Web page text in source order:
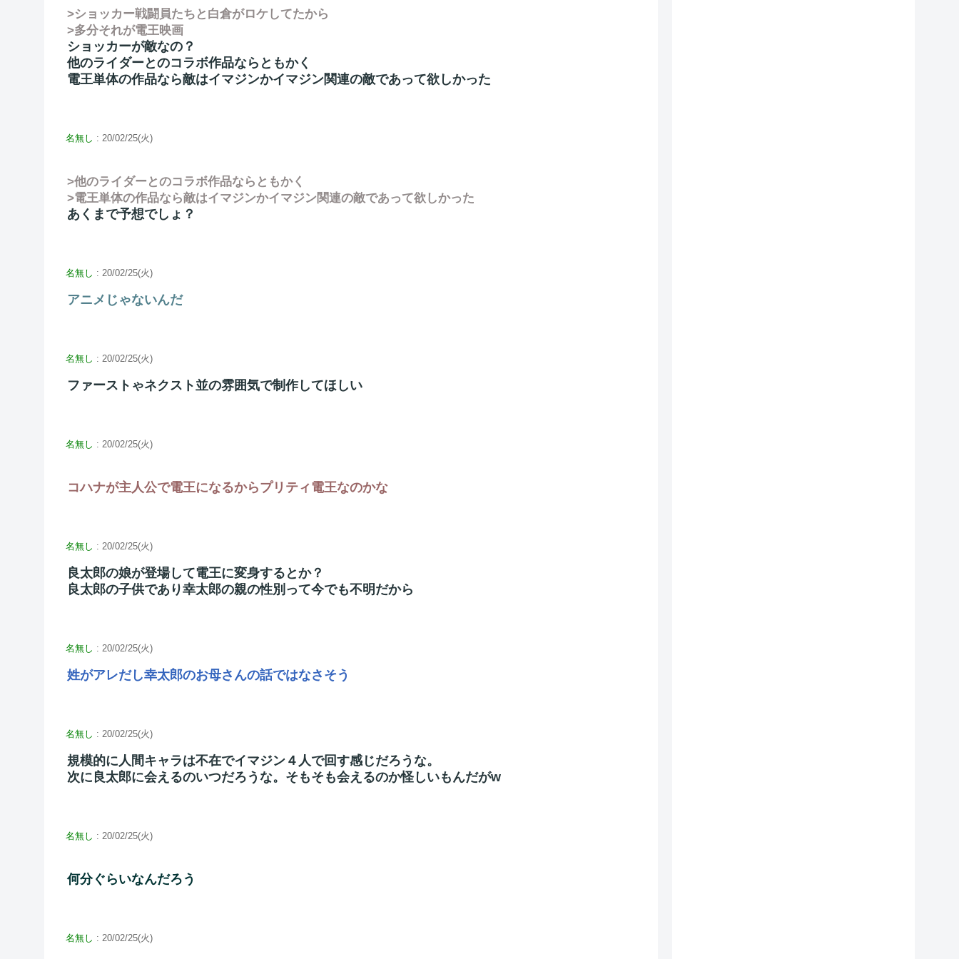
>ショッカー戦闘員たちと白倉がロケしてたから
>多分それが電王映画
ショッカーが敵なの？
他のライダーとのコラボ作品ならともかく
電王単体の作品なら敵はイマジンかイマジン関連の敵であって欲しかった
名無し : 20/02/25(火)
>他のライダーとのコラボ作品ならともかく
>電王単体の作品なら敵はイマジンかイマジン関連の敵であって欲しかった
あくまで予想でしょ？
名無し : 20/02/25(火)
アニメじゃないんだ
名無し : 20/02/25(火)
ファーストゃネクスト並の雰囲気で制作してほしい
名無し : 20/02/25(火)
コハナが主人公で電王になるからプリティ電王なのかな
名無し : 20/02/25(火)
良太郎の娘が登場して電王に変身するとか？
良太郎の子供であり幸太郎の親の性別って今でも不明だから
名無し : 20/02/25(火)
姓がアレだし幸太郎のお母さんの話ではなさそう
名無し : 20/02/25(火)
規模的に人間キャラは不在でイマジン４人で回す感じだろうな。
次に良太郎に会えるのいつだろうな。そもそも会えるのか怪しいもんだがw
名無し : 20/02/25(火)
何分ぐらいなんだろう
名無し : 20/02/25(火)